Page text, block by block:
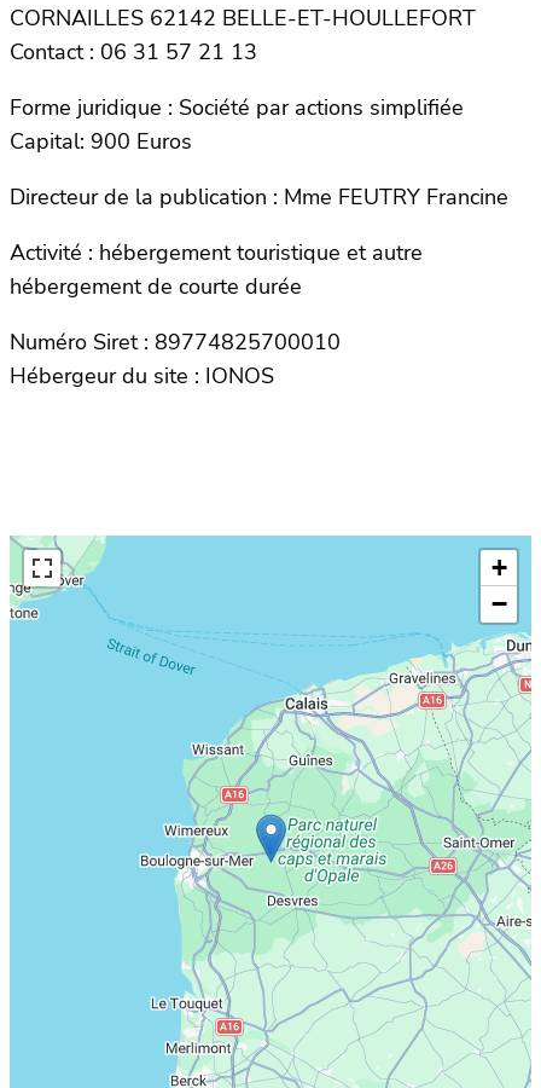
CORNAILLES 62142 BELLE-ET-HOULLEFORT
Contact : 06 31 57 21 13
Forme juridique : Société par actions simplifiée
Capital: 900 Euros
Directeur de la publication : Mme FEUTRY Francine
Activité : hébergement touristique et autre
hébergement de courte durée
Numéro Siret : 89774825700010
Hébergeur du site : IONOS
+
−